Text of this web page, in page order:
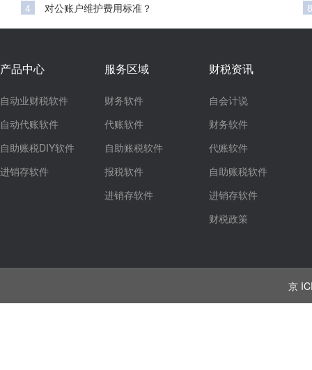
4 对公账户维护费用标准？ 8
产品中心
自动业财税软件
自动代账软件
自助账税DIY软件
进销存软件
服务区域
财务软件
代账软件
自助账税软件
报税软件
进销存软件
财税资讯
自会计说
财务软件
代账软件
自助账税软件
进销存软件
财税政策
京